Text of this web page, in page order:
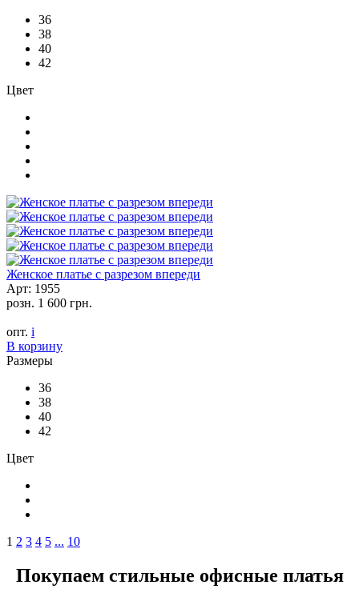
36
38
40
42
Цвет
Женское платье с разрезом впереди
Арт: 1955
розн. 1 600 грн.
опт. i
В корзину
Размеры
36
38
40
42
Цвет
1 2 3 4 5 ... 10
Покупаем стильные офисные платья